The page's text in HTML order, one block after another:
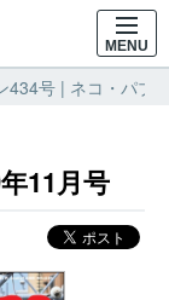
MENU
434号 | ネコ・パブ
11月号